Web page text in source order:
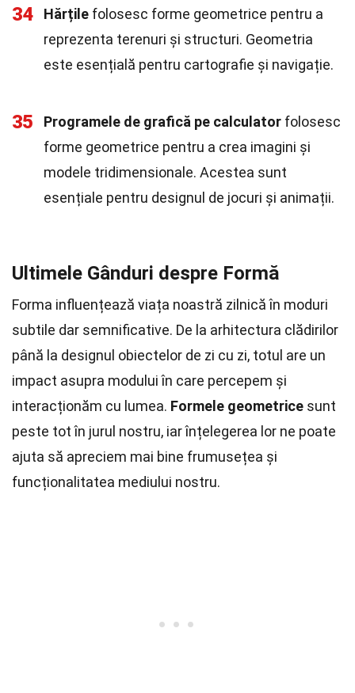
34 Hărțile folosesc forme geometrice pentru a
reprezenta terenuri și structuri. Geometria
este esențială pentru cartografie și navigație.
35 Programele de grafică pe calculator folosesc
forme geometrice pentru a crea imagini și
modele tridimensionale. Acestea sunt
esențiale pentru designul de jocuri și animații.
Ultimele Gânduri despre Formă
Forma influențează viața noastră zilnică în moduri
subtile dar semnificative. De la arhitectura clădirilor
până la designul obiectelor de zi cu zi, totul are un
impact asupra modului în care percepem și
interacționăm cu lumea. Formele geometrice sunt
peste tot în jurul nostru, iar înțelegerea lor ne poate
ajuta să apreciem mai bine frumusețea și
funcționalitatea mediului nostru.